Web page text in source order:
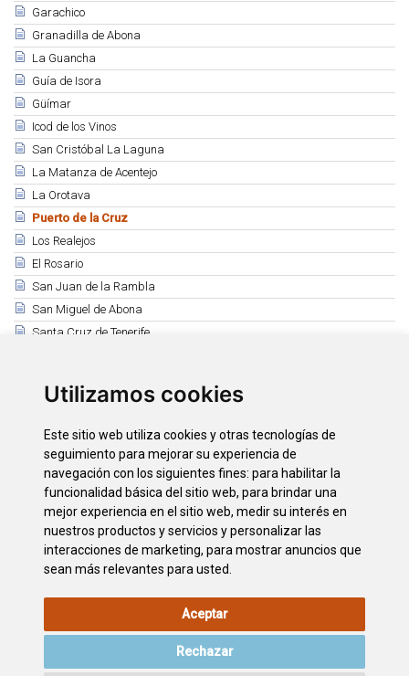
Utilizamos cookies
Este sitio web utiliza cookies y otras tecnologías de
seguimiento para mejorar su experiencia de
navegación con los siguientes fines: para habilitar la
funcionalidad básica del sitio web, para brindar una
mejor experiencia en el sitio web, medir su interés en
nuestros productos y servicios y personalizar las
interacciones de marketing, para mostrar anuncios que
sean más relevantes para usted
Aceptar
Rechazar
Garachico
Granadilla de Abona
La Guancha
Guía de Isora
Güímar
Icod de los Vinos
San Cristóbal La Laguna
La Matanza de Acentejo
La Orotava
Puerto de la Cruz
Los Realejos
El Rosario
San Juan de la Rambla
San Miguel de Abona
Santa Cruz de Tenerife
El Sauzal
Tacoronte
El Tanque
Tegueste
La Victoria de Acentejo
Vilaflor
COOKIES
PRIVACIDAD
ACCESIBILIDAD CONTACTO